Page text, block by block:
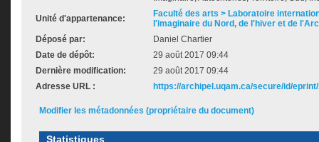
Unité d'appartenance:
Faculté des arts > Laboratoire
l'imaginaire du Nord, de l'hiver et de
Déposé par:
Daniel Chartier
Date de dépôt:
29 août 2017 09:44
Dernière modification:
29 août 2017 09:44
Adresse URL :
https://archipel.uqam.ca/secure/id/
Modifier les métadonnées (propriétaire du document)
Statistiques